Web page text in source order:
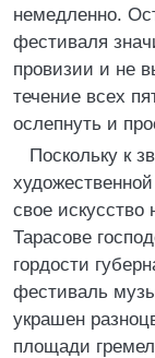
немедленно.
фестиваля
провизии и не
течение всех
ослепнуть и
Поскольку к
свое искусство
Тарасове
гордости
фестиваль
украшен
площади